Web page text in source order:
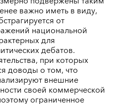
важно иметь в виду,
от
национальной
для
дебатов.
при которых
доводы о том, что
внешние
своей коммерческой
ограниченное